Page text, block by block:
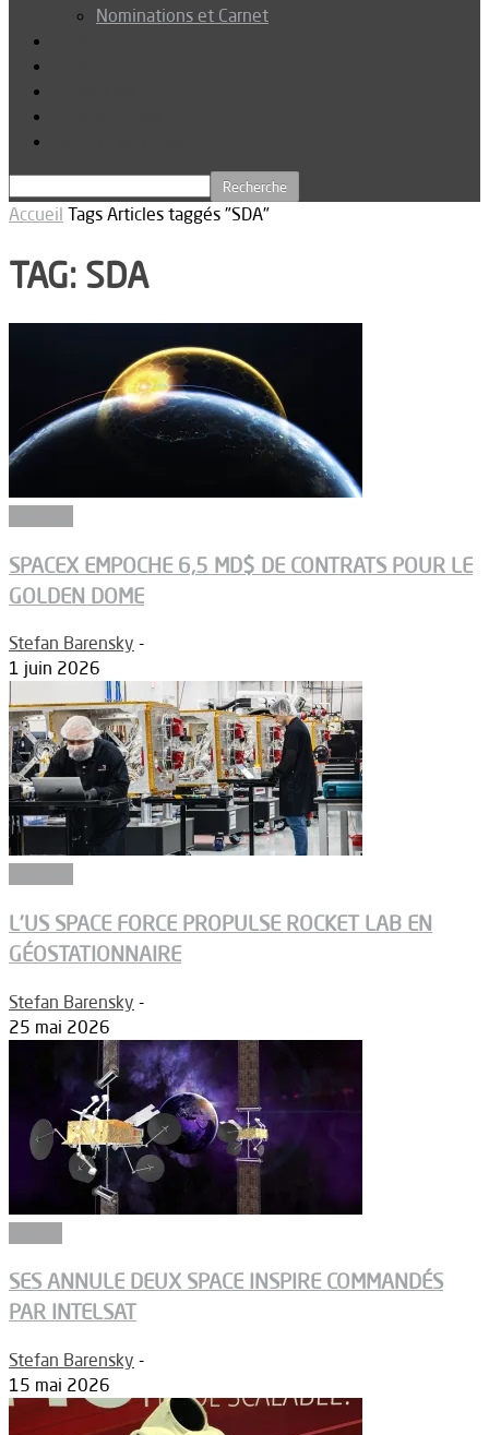
Nominations et Carnet
Accueil Tags Articles taggés "SDA"
TAG: SDA
SPACEX EMPOCHE 6,5 MD$ DE CONTRATS POUR LE
GOLDEN DOME
Stefan Barensky -
1 juin 2026
L’US SPACE FORCE PROPULSE ROCKET LAB EN
GÉOSTATIONNAIRE
Stefan Barensky -
25 mai 2026
SES ANNULE DEUX SPACE INSPIRE COMMANDÉS
PAR INTELSAT
Stefan Barensky -
15 mai 2026